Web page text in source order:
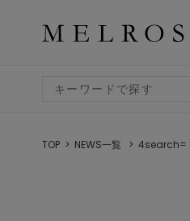
TOP NEWS一覧 4search=